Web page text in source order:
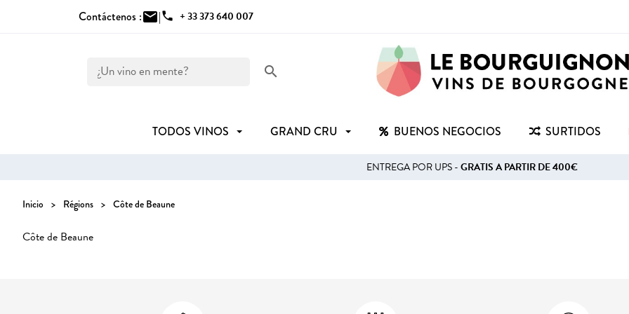
Contáctenos :mail|phone + 33 373 640 007
search
TODOS VINOS GRAND CRU BUENOS NEGOCIOS SURTIDOS
ENTREGA POR UPS -GRATIS A PARTIR DE 400€
Inicio Régions Côte de Beaune
Côte de Beaune